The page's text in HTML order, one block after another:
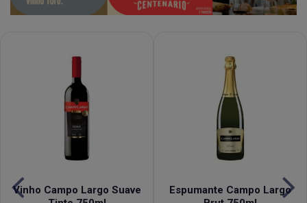
Vinho Campo Largo Suave
Espumante Campo Largo